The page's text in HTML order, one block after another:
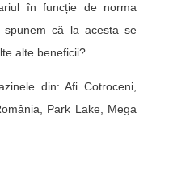
în funcție de norma
că la acesta se
alte beneficii?
din: Afi Cotroceni,
Park Lake, Mega